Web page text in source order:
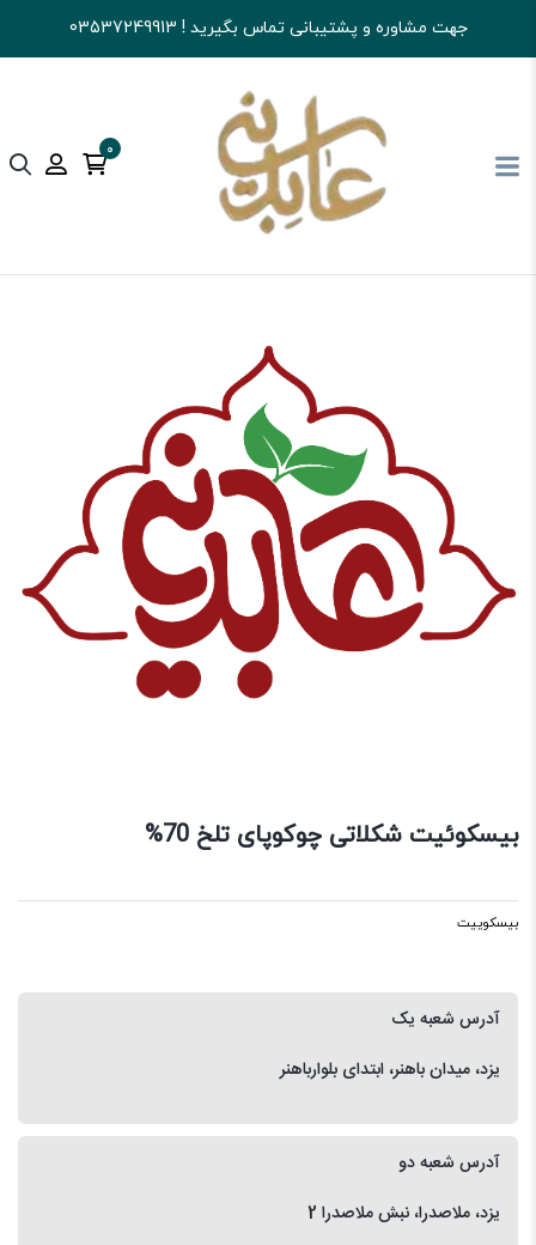
جهت مشاوره و پشتیبانی تماس بگیرید ! 03537249913
0
آجیل و خشکبار عابدینی تنقلات بیسکوییت
بیسکوئیت شکلاتی چوکوپای تلخ 70%
بیسکوییت
آدرس شعبه یک
یزد، میدان باهنر، ابتدای بلوارباهنر
آدرس شعبه دو
یزد، ملاصدرا، نبش ملاصدرا 2